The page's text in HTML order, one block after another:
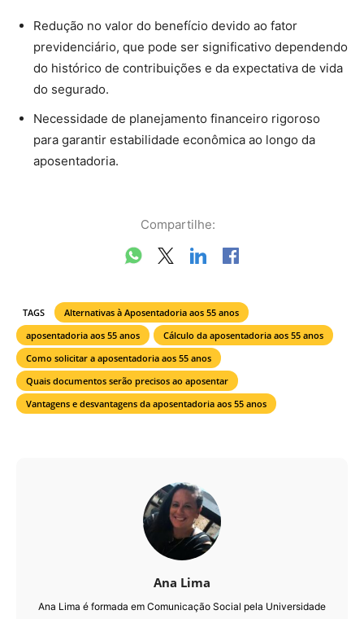
Redução no valor do benefício devido ao fator
previdenciário, que pode ser significativo dependendo
do histórico de contribuições e da expectativa de vida
do segurado.
Necessidade de planejamento financeiro rigoroso
para garantir estabilidade econômica ao longo da
aposentadoria.
Compartilhe:
TAGS
Alternativas à Aposentadoria aos 55 anos
aposentadoria aos 55 anos
Cálculo da aposentadoria aos 55 anos
Como solicitar a aposentadoria aos 55 anos
Quais documentos serão precisos ao aposentar
Vantagens e desvantagens da aposentadoria aos 55 anos
Ana Lima
Ana Lima é formada em Comunicação Social pela Universidade